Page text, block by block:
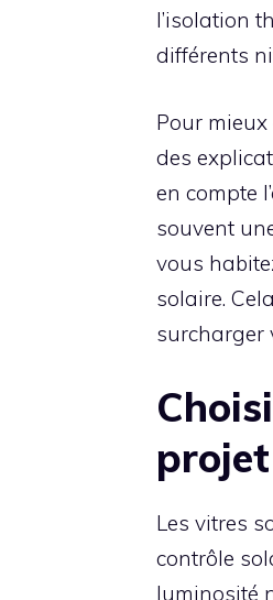
l’isolation
différents
Pour
des
en compte
souvent
vous
solaire.
surcharger
projet
Les vitres
contrôle
luminosité